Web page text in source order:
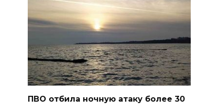
ПВО отбила ночную атаку более 30